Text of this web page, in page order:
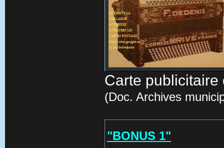
Carte
(Doc. Archives
"BONUS 1"